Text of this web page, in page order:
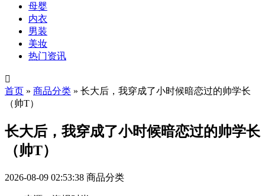
母婴
内衣
男装
美妆
热门资讯

首页 » 商品分类 » 长大后，我穿成了小时候暗恋过的帅学长
（帅T）
长大后，我穿成了小时候暗恋过的帅学长
（帅T）
2026-08-09 02:53:38 商品分类